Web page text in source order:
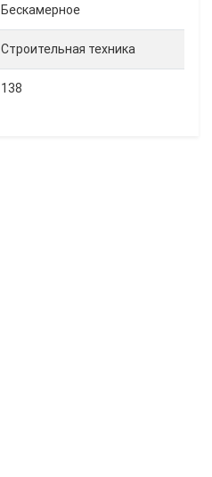
Бескамерное
Строительная техника
138